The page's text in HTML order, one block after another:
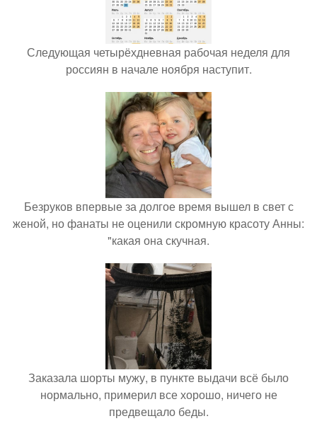
Следующая четырёхдневная рабочая неделя для
россиян в начале ноября наступит.
Безруков впервые за долгое время вышел в свет с
женой, но фанаты не оценили скромную красоту Анны:
"какая она скучная.
Заказала шорты мужу, в пункте выдачи всё было
нормально, примерил все хорошо, ничего не
предвещало беды.